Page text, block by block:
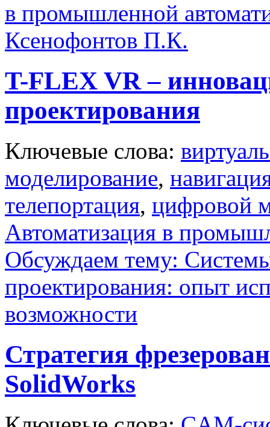
в промышленной
Ксенофонтов П.К.
T-FLEX VR –
проектирования
Ключевые слова:
моделирование,
телепортация, цифровой
Автоматизация в
Обсуждаем тему:
проектирования: опыт
возможности
Стратегия
SolidWorks